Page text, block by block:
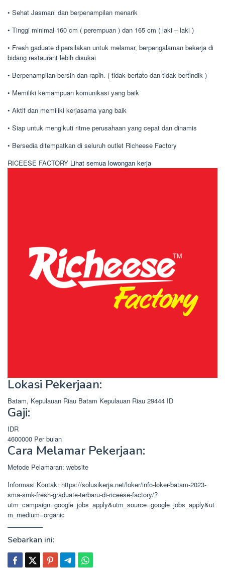
• Sehat Jasmani dan berpenampilan menarik
• Tinggi minimal 160 cm ( perempuan ) dan 165 cm ( laki – laki )
• Fresh gaduate dipersilakan untuk melamar, berpengalaman bekerja di
bidang restaurant lebih disukai
• Berpenampilan bersih dan rapih. ( tidak bertato dan tidak bertindik )
• Memiliki kemampuan komunikasi yang baik
• Aktif dan memiliki kerjasama yang baik
• Siap untuk mengikuti ritme perusahaan yang cepat dan dinamis
• Bersedia ditempatkan di seluruh outlet Richeese Factory
RICEESE FACTORY Lihat semua lowongan kerja
Lokasi Pekerjaan:
Batam, Kepulauan Riau Batam Kepulauan Riau 29444 ID
Gaji:
IDR
4600000 Per bulan
Cara Melamar Pekerjaan:
Metode Pelamaran: website
Informasi Kontak: https://solusikerja.net/loker/info-loker-batam-2023-
sma-smk-fresh-graduate-terbaru-di-riceese-factory/?
utm_campaign=google_jobs_apply&utm_source=google_jobs_apply&ut
m_medium=organic
Sebarkan ini: